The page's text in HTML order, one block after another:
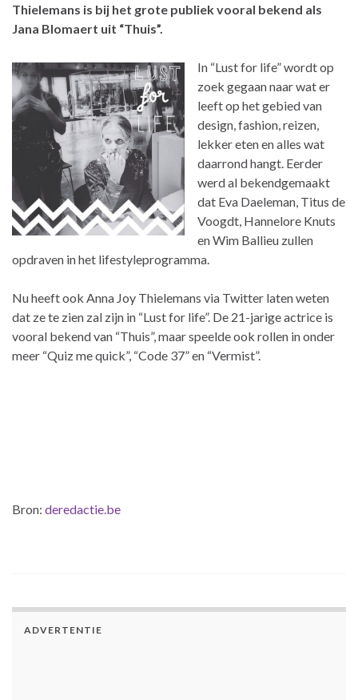
Thielemans is bij het grote publiek vooral bekend als
Jana Blomaert uit “Thuis”.
In “Lust for life” wordt op
zoek gegaan naar wat er
leeft op het gebied van
design, fashion, reizen,
lekker eten en alles wat
daarrond hangt. Eerder
werd al bekendgemaakt
dat Eva Daeleman, Titus de
Voogdt, Hannelore Knuts
en Wim Ballieu zullen
opdraven in het lifestyleprogramma.
Nu heeft ook Anna Joy Thielemans via Twitter laten weten
dat ze te zien zal zijn in “Lust for life”. De 21-jarige actrice is
vooral bekend van “Thuis”, maar speelde ook rollen in onder
meer “Quiz me quick”, “Code 37” en “Vermist”.
Bron: deredactie.be
ADVERTENTIE